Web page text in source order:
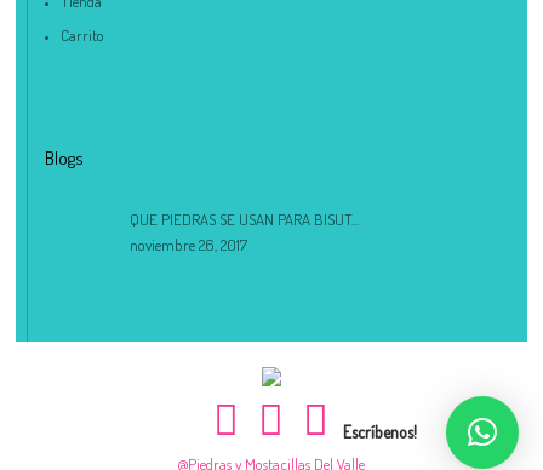
Carrito
Blogs
QUE PIEDRAS SE USAN PARA BISUT...
noviembre 26, 2017
@Piedras y Mostacillas Del Valle
Escríbenos!